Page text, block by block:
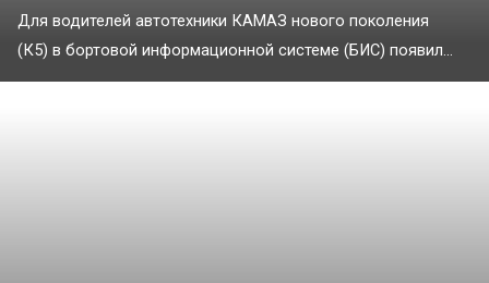
Для водителей автотехники КАМАЗ нового поколения
(К5) в бортовой информационной системе (БИС) появил...